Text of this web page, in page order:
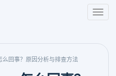
回事？原因分析与排查方法